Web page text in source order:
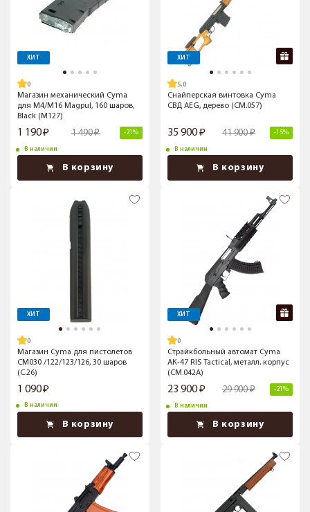
ХИТ
Магазин механический Cyma
для M4/M16 Magpul, 160 шаров,
Black (M127)
1 190 1 490 -21%
В наличии
В корзину
ХИТ
5.0
Снайперская винтовка Cyma
СВД AEG, дерево (CM.057)
35 900 41 900 -15%
В наличии
В корзину
ХИТ
Магазин Cyma для пистолетов
CM030 /122/123/126, 30 шаров
(C.26)
1 090
В наличии
В корзину
ХИТ
Страйкбольный автомат Cyma
АК-47 RIS Tactical, металл. корпус
(CM.042A)
23 900 29 900 -21%
В наличии
В корзину